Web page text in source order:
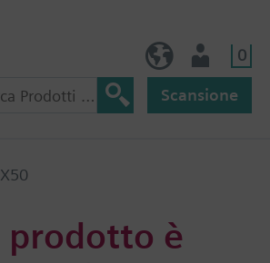
0
Scansione
prodotto è